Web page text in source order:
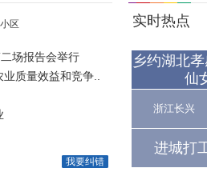
区
场报告会举行
质量效益和竞争..
我要纠错
实时热点
乡约湖北
仙
浙江长兴
进城打